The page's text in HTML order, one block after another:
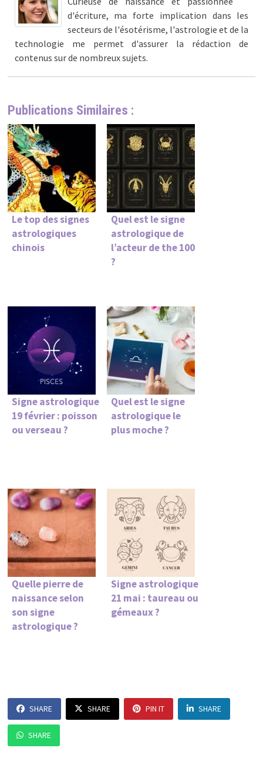
d'écriture, ma forte implication dans les
secteurs de l'ésotérisme, l'astrologie et de la
technologie me permet d'assurer la rédaction de
contenus sur de nombreux sujets.
Publications Similaires :
Le top des signes
astrologiques
chinois
Quel est le signe
astrologique de
l’acteur de the 100
?
Signe astrologique
19 février : poisson
ou verseau ?
Quel est le signe
astrologique le
plus moche ?
Quelle pierre de
naissance selon
son signe
astrologique ?
Signe astrologique
21 mai : taureau ou
gémeaux ?
SHARE SHARE PIN IT SHARE
SHARE